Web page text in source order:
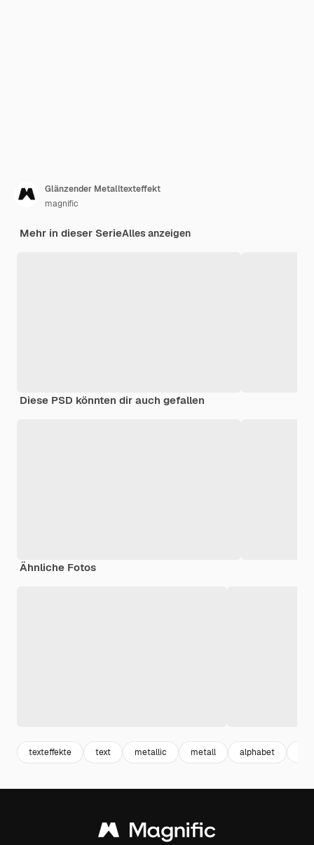
Glänzender Metalltexteffekt
magnific
Mehr in dieser SerieAlles anzeigen
Diese PSD könnten dir auch gefallen
Ähnliche Fotos
texteffekte text metallic metall alphabet